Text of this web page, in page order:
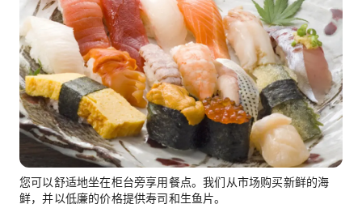
您可以舒适地坐在柜台旁享用餐点。我们从市场购买新鲜的海
鲜，并以低廉的价格提供寿司和生鱼片。